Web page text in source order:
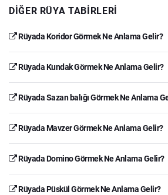
DIĞER RÜYA TABIRLERI
Rüyada Koridor Görmek Ne Anlama Gelir?
Rüyada Kundak Görmek Ne Anlama Gelir?
Rüyada Sazan balığı Görmek Ne Anlama
Rüyada Mavzer Görmek Ne Anlama Gelir?
Rüyada Domino Görmek Ne Anlama Gelir?
Rüyada Püskül Görmek Ne Anlama Gelir?